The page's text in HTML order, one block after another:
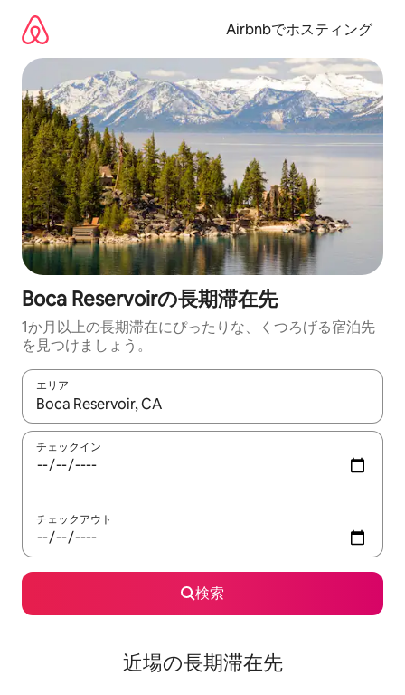
Airbnbでホスティング
Boca Reservoirの長期滞在先
1か月以上の長期滞在にぴったりな、くつろげる宿泊先
を見つけましょう。
エリア
検索結果が表示されたら、上下の矢印キーを使って移動するか
チェックイン
チェックアウト
検索
近場の長期滞在先